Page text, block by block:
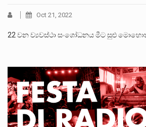
Oct 21, 2022
22 වන ව්‍යවස්ථා සංශෝධනය මීට සුළු